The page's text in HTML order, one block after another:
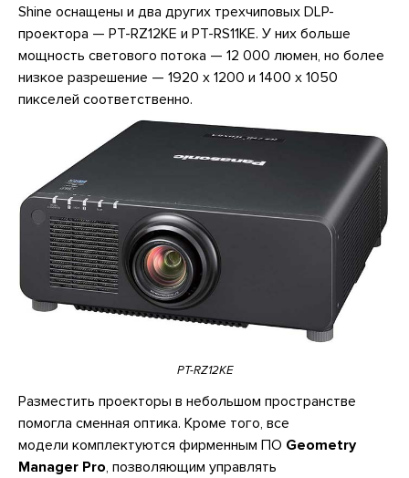
Shine оснащены и два других трехчиповых DLP-
проектора — PT-RZ12KE и PT-RS11KE. У них больше
мощность светового потока — 12 000 люмен, но более
низкое разрешение — 1920 х 1200 и 1400 х 1050
пикселей соответственно.
PT-RZ12KE
Разместить проекторы в небольшом пространстве
помогла сменная оптика. Кроме того, все
модели комплектуются фирменным ПО Geometry
Manager Pro, позволяющим управлять